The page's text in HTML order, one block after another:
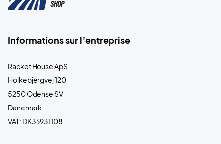
Informations sur l’entreprise
Racket House ApS
Holkebjergvej 120
5250 Odense SV
Danemark
VAT: DK36931108